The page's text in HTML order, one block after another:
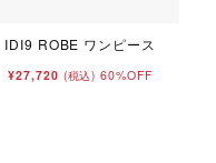
IDI9 ROBE ワンピース
¥27,720 (税込) 60%OFF